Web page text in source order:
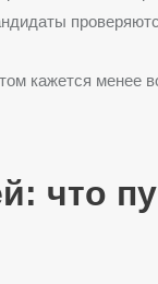
кажется менее
что